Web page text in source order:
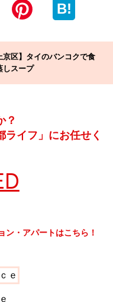
B!
京区】タイのバンコクで食
しスープ
？
イフ」にお任せく
ン・アパートはこちら！